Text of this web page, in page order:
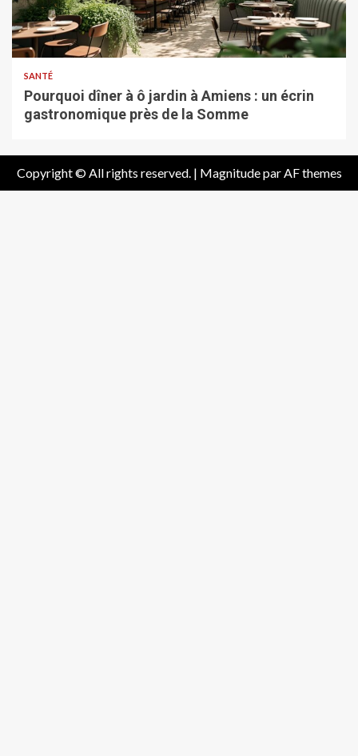
SANTÉ
Pourquoi dîner à ô jardin à Amiens : un écrin
gastronomique près de la Somme
Copyright © All rights reserved. | Magnitudepar AF themes